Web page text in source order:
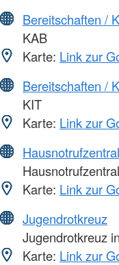
Bereitschaften /
KAB
Karte: Link zur
Bereitschaften /
KIT
Karte: Link zur
Karte: Link zur
Jugendrotkreuz
Jugendrotkreuz
Karte: Link zur